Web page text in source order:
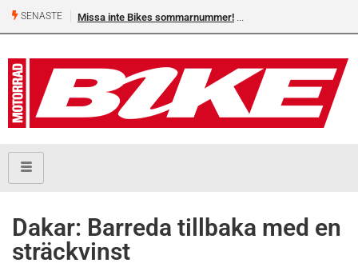
SENASTE Missa inte Bikes sommarnummer!
Dakar: Barreda tillbaka med en
sträckvinst